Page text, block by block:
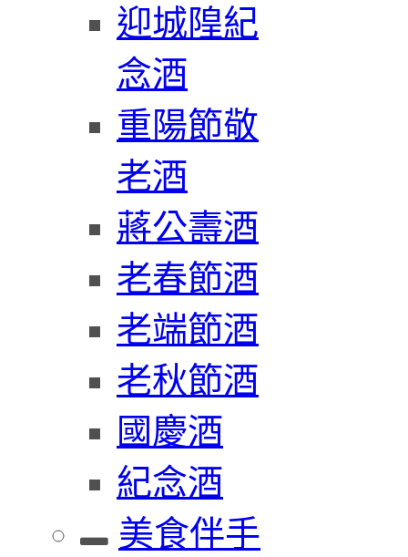
迎城隍紀
念酒
重陽節敬
老酒
蔣公壽酒
老春節酒
老端節酒
老秋節酒
國慶酒
紀念酒
美食伴手